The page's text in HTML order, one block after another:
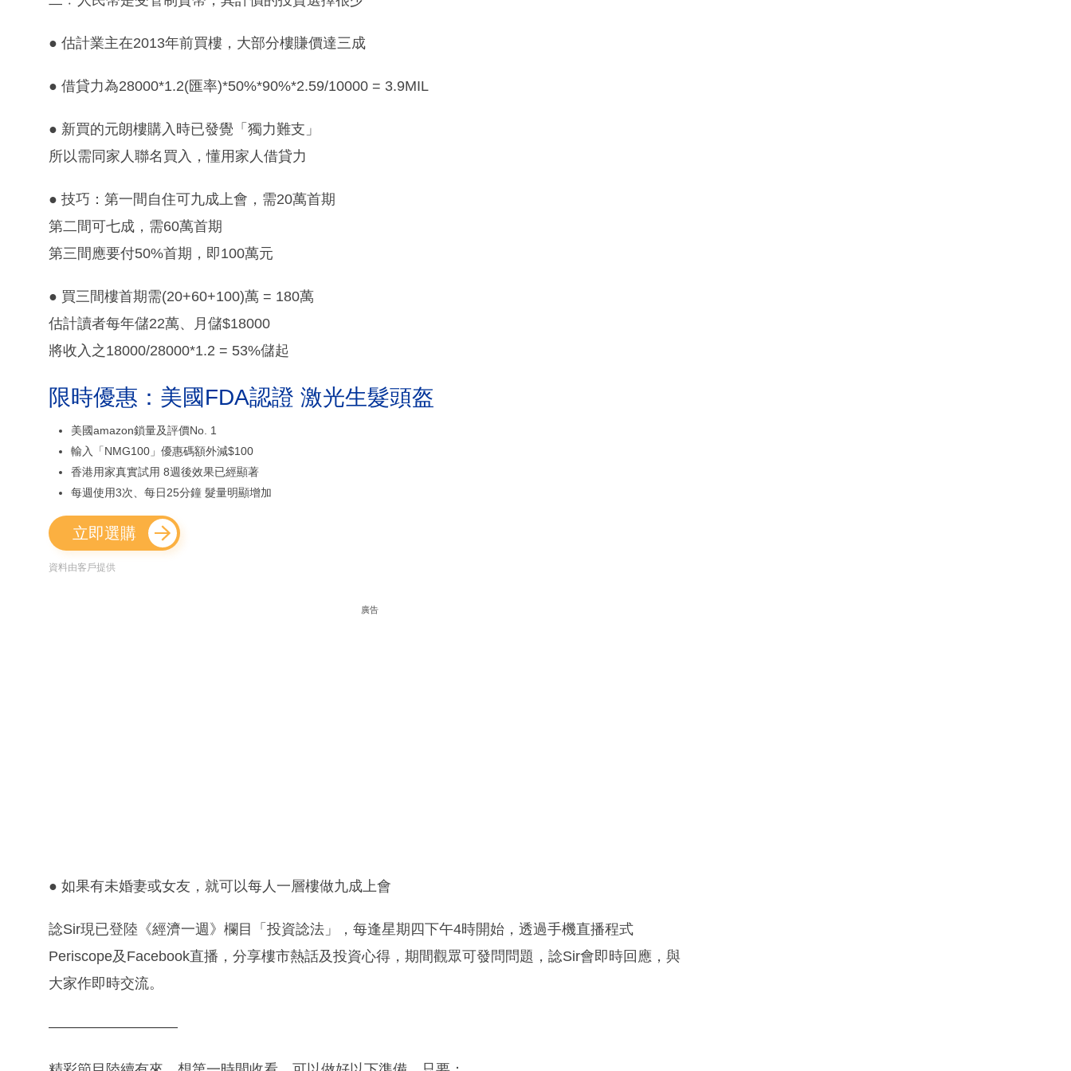
● 估計業主在2013年前買樓，大部分樓賺價達三成
● 借貸力為28000*1.2(匯率)*50%*90%*2.59/10000 = 3.9MIL
● 新買的元朗樓購入時已發覺「獨力難支」
所以需同家人聯名買入，懂用家人借貸力
● 技巧：第一間自住可九成上會，需20萬首期
第二間可七成，需60萬首期
第三間應要付50%首期，即100萬元
● 買三間樓首期需(20+60+100)萬 = 180萬
估計讀者每年儲22萬、月儲$18000
將收入之18000/28000*1.2 = 53%儲起
限時優惠：美國FDA認證 激光生髮頭盔
美國amazon鎖量及評價No. 1
輸入「NMG100」優惠碼額外減$100
香港用家真實試用 8週後效果已經顯著
每週使用3次、每日25分鐘 髮量明顯增加
立即選購
資料由客戶提供
廣告
● 如果有未婚妻或女友，就可以每人一層樓做九成上會
諗Sir現已登陸《經濟一週》欄目「投資諗法」，每逢星期四下午4時開始，透過手機直播程式
Periscope及Facebook直播，分享樓市熱話及投資心得，期間觀眾可發問問題，諗Sir會即時回應，與
大家作即時交流。
—————————